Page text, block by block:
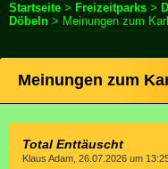
Startseite > Freizeitparks >
Döbeln > Meinungen zum
Meinungen zum
Total Enttäuscht
Klaus Adam, 26.07.2026 um